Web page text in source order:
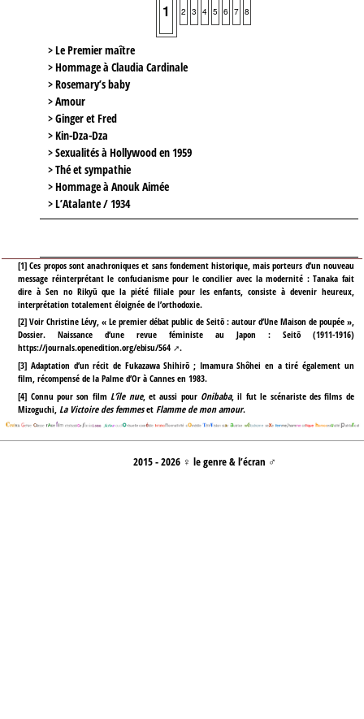
1 2 3 4 5 6 7 8
> Le Premier maître
> Hommage à Claudia Cardinale
> Rosemary’s baby
> Amour
> Ginger et Fred
> Kin-Dza-Dza
> Sexualités à Hollywood en 1959
> Thé et sympathie
> Hommage à Anouk Aimée
> L’Atalante / 1934
[1]Ces propos sont anachroniques et sans fondement historique, mais porteurs d’un nouveau
message réinterprétant le confucianisme pour le concilier avec la modernité : Tanaka fait
dire à Sen no Rikyū que la piété filiale pour les enfants, consiste à devenir heureux,
interprétation totalement éloignée de l’orthodoxie.
[2]Voir Christine Lévy, « Le premier débat public de Seitō : autour d’Une Maison de poupée »,
Dossier. Naissance d’une revue féministe au Japon : Seitō (1911-1916)
https://journals.openedition.org/ebisu/564
.
[3] Adaptation d’un récit de Fukazawa Shihirō ; Imamura Shôhei en a tiré également un
film, récompensé de la Palme d’Or à Cannes en 1983.
[4] Connu pour son film L’île nue, et aussi pour Onibaba, il fut le scénariste des films de
Mizoguchi, La Victoire des femmeset Flamme de mon amour.
2015 - 2026 ♀ le genre & l’écran ♂